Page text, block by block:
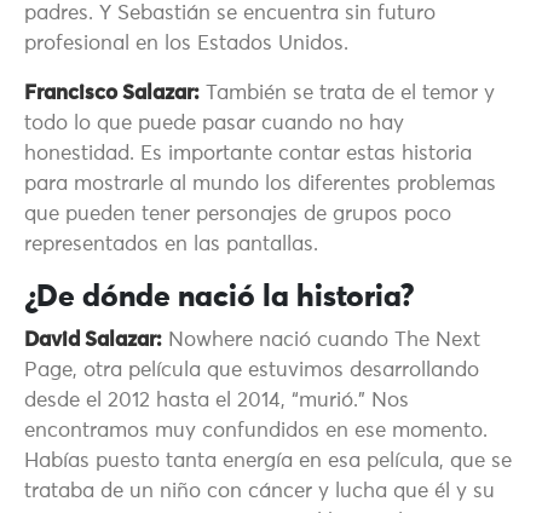
padres. Y Sebastián se encuentra sin futuro
profesional en los Estados Unidos.
Francisco Salazar: También se trata de el temor y
todo lo que puede pasar cuando no hay
honestidad. Es importante contar estas historia
para mostrarle al mundo los diferentes problemas
que pueden tener personajes de grupos poco
representados en las pantallas.
¿De dónde nació la historia?
David Salazar: Nowhere nació cuando The Next
Page, otra película que estuvimos desarrollando
desde el 2012 hasta el 2014, “murió.” Nos
encontramos muy confundidos en ese momento.
Habías puesto tanta energía en esa película, que se
trataba de un niño con cáncer y lucha que él y su